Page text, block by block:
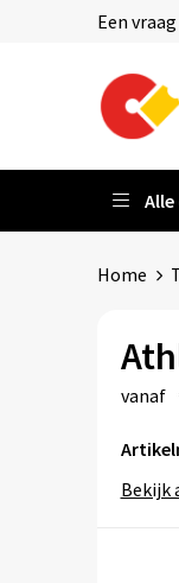
Een
Home
vanaf
Bekijk